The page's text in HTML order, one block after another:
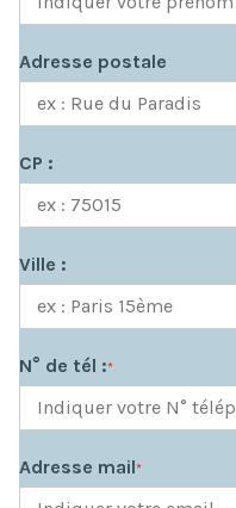
Adresse postale
CP :
Ville :
N° de tél :*
Adresse mail*